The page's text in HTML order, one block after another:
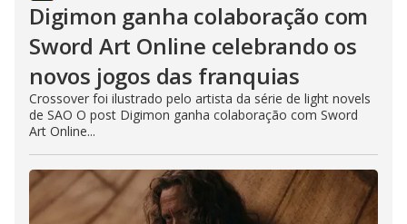
Digimon ganha colaboração com
Sword Art Online celebrando os
novos jogos das franquias
Crossover foi ilustrado pelo artista da série de light novels
de SAO O post Digimon ganha colaboração com Sword
Art Online...